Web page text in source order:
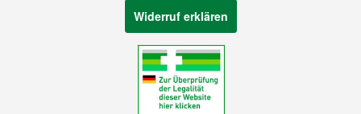
Widerruf erklären